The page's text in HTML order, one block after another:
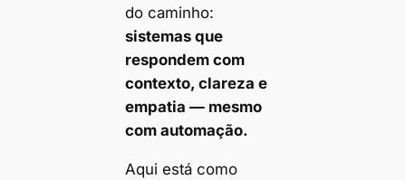
do caminho:
sistemas que
respondem com
contexto, clareza e
empatia — mesmo
com automação.
Aqui está como